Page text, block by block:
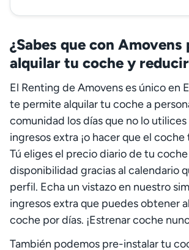
¿Sabes que con Amovens
alquilar tu coche y
El Renting de Amovens es único en
te permite alquilar tu coche a
comunidad los días que no lo
ingresos extra ¡o hacer que el
Tú eliges el precio diario de tu
disponibilidad gracias al calendario
perfil. Echa un vistazo en nuestro
ingresos extra que puedes obtener
coche por días. ¡Estrenar coche
También podemos pre-instalar tu